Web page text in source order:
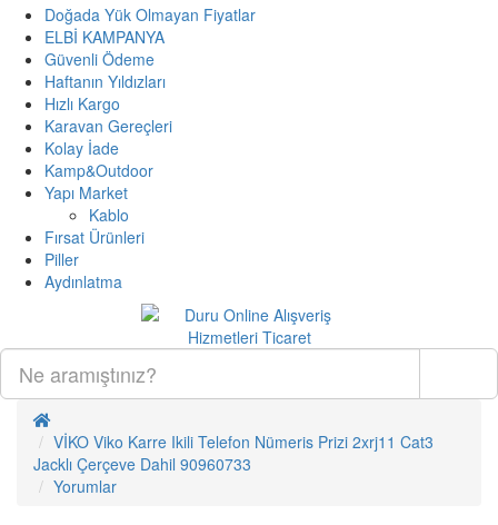
Doğada Yük Olmayan Fiyatlar
ELBİ KAMPANYA
Güvenli Ödeme
Haftanın Yıldızları
Hızlı Kargo
Karavan Gereçleri
Kolay İade
Kamp&Outdoor
Yapı Market
Kablo
Fırsat Ürünleri
Piller
Aydınlatma
VİKO Viko Karre Ikili Telefon Nümeris Prizi 2xrj11 Cat3
Jacklı Çerçeve Dahil 90960733
Yorumlar